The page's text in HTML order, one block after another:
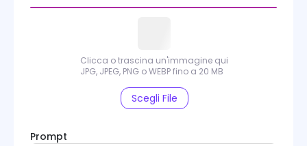
Clicca o trascina un'immagine qui
JPG, JPEG, PNG o WEBP fino a 20 MB
Scegli File
Prompt